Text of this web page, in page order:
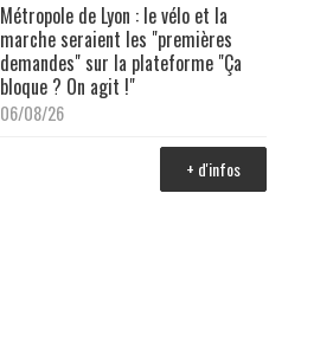
Métropole de Lyon : le vélo et la
marche seraient les "premières
demandes" sur la plateforme "Ça
bloque ? On agit !"
06/08/26
+ d'infos